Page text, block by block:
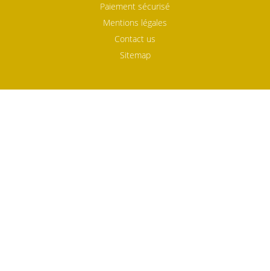
Paiement sécurisé
Mentions légales
Contact us
Sitemap